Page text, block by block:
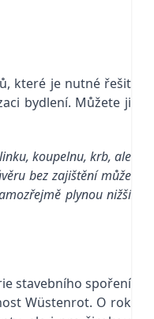
které je nutné řešit
bydlení. Můžete ji
koupelnu, krb, ale
bez zajištění může
plynou nižší
stavebního spoření
Wüstenrot. O rok